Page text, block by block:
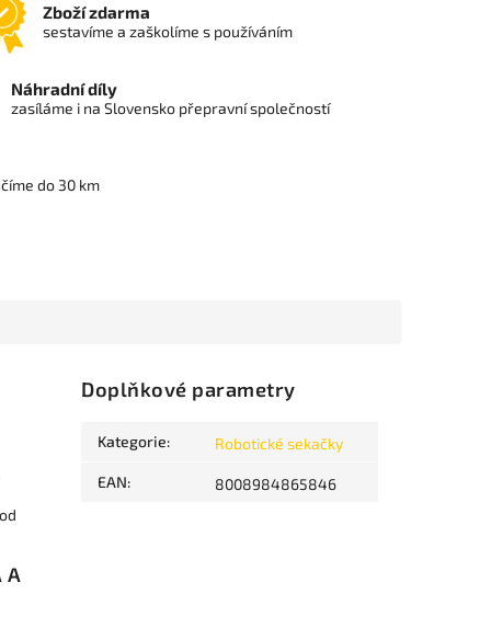
Zboží zdarma
sestavíme a zaškolíme s používáním
Náhradní díly
zasíláme i na Slovensko přepravní společností
do 30 km
A
Doplňkové parametry
Kategorie: Robotické sekačky
EAN: 8008984865846